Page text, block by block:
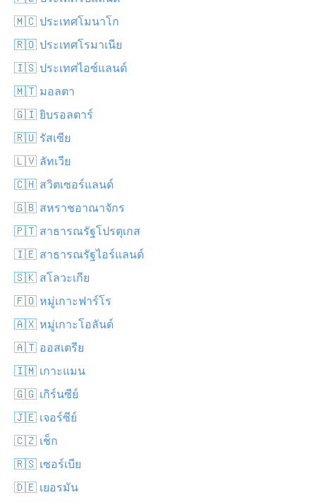
🇲🇨 ประเทศโมนาโก
🇷🇴 ประเทศโรมาเนีย
🇮🇸 ประเทศไอซ์แลนด์
🇲🇹 มอลตา
🇬🇮 ยิบรอลตาร์
🇷🇺 รัสเซีย
🇱🇻 ลัทเวีย
🇨🇭 สวิตเซอร์แลนด์
🇬🇧 สหราชอาณาจักร
🇵🇹 สาธารณรัฐโปรตุเกส
🇮🇪 สาธารณรัฐไอร์แลนด์
🇸🇰 สโลวะเกีย
🇫🇴 หมู่เกาะฟาร์โร
🇦🇽 หมู่เกาะโอลันด์
🇦🇹 ออสเตรีย
🇮🇲 เกาะแมน
🇬🇬 เกิร์นซีย์
🇯🇪 เจอร์ซีย์
🇨🇿 เช็ก
🇷🇸 เซอร์เบีย
🇩🇪 เยอรมัน